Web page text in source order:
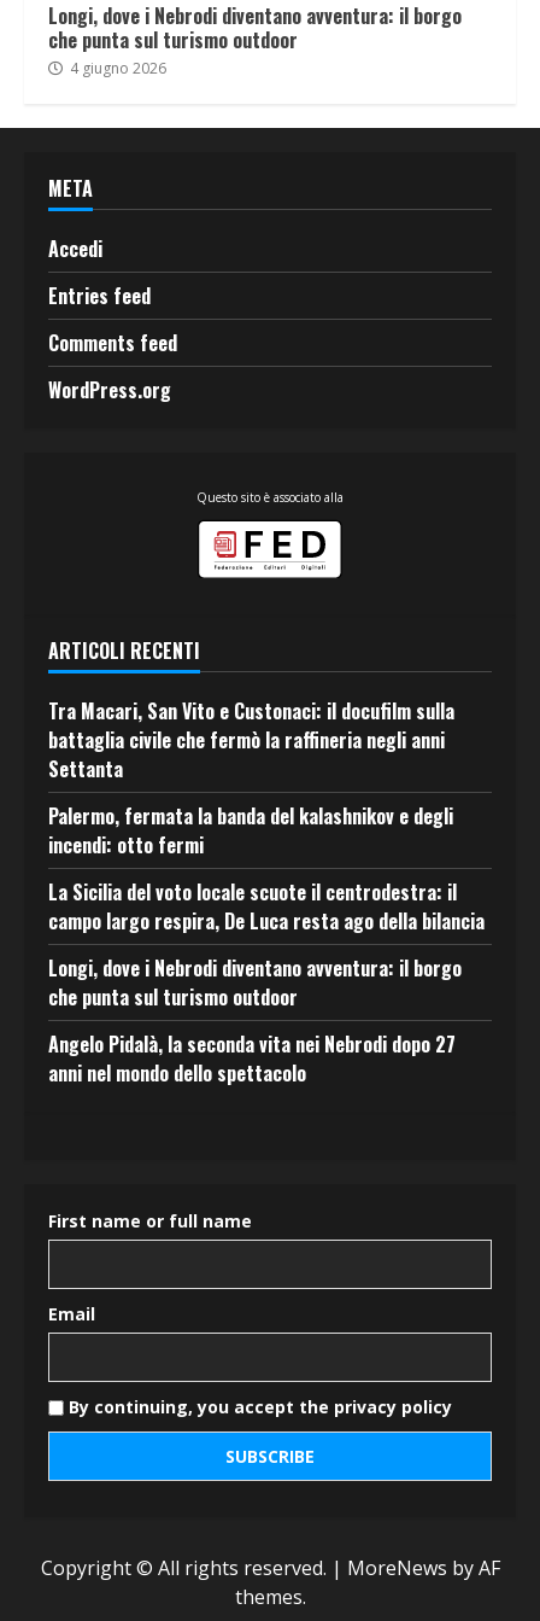
Longi, dove i Nebrodi diventano avventura: il borgo
che punta sul turismo outdoor
4 giugno 2026
META
Accedi
Entries feed
Comments feed
WordPress.org
Questo sito è associato alla
ARTICOLI RECENTI
Tra Macari, San Vito e Custonaci: il docufilm sulla
battaglia civile che fermò la raffineria negli anni
Settanta
Palermo, fermata la banda del kalashnikov e degli
incendi: otto fermi
La Sicilia del voto locale scuote il centrodestra: il
campo largo respira, De Luca resta ago della bilancia
Longi, dove i Nebrodi diventano avventura: il borgo
che punta sul turismo outdoor
Angelo Pidalà, la seconda vita nei Nebrodi dopo 27
anni nel mondo dello spettacolo
First name or full name
Email
By continuing, you accept the privacy policy
Copyright © All rights reserved. | MoreNews by AF
themes.